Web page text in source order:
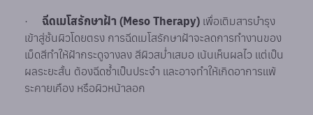
· ฉีดเมโสรักษาฝ้า (Meso Therapy) เพื่อเติมสารบำรุง
เข้าสู่ชั้นผิวโดยตรง การฉีดเมโสรักษาฝ้าจะลดการทำงานของ
เม็ดสีทำให้ฝ้ากระดูจางลง สีผิวสม่ำเสมอ เน้นเห็นผลไว แต่เป็น
ผลระยะสั้น ต้องฉีดซ้ำเป็นประจำ และอาจทำให้เกิดอาการแพ้
ระคายเคือง หรือผิวหน้าลอก